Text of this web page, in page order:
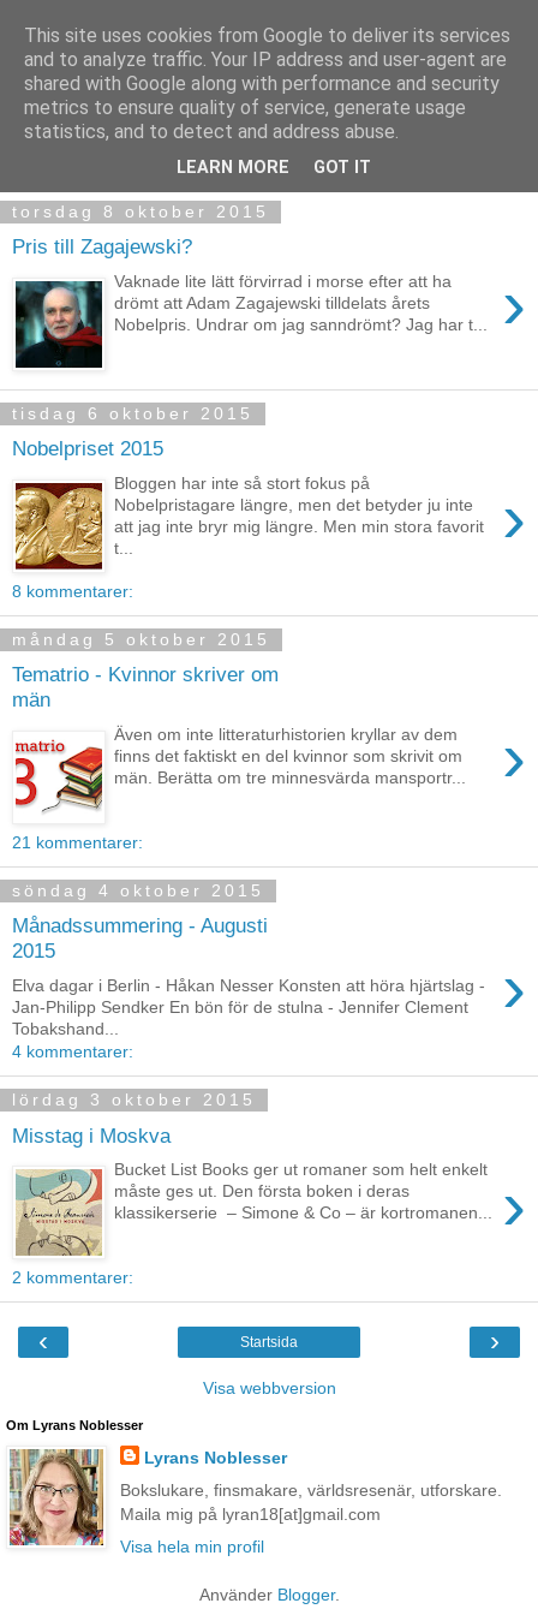
torsdag 8 oktober 2015
Pris till Zagajewski?
›
Vaknade lite lätt förvirrad i morse efter att ha
drömt att Adam Zagajewski tilldelats årets
Nobelpris. Undrar om jag sanndrömt? Jag har t...
tisdag 6 oktober 2015
Nobelpriset 2015
›
Bloggen har inte så stort fokus på
Nobelpristagare längre, men det betyder ju inte
att jag inte bryr mig längre. Men min stora favorit
t...
8 kommentarer:
måndag 5 oktober 2015
Tematrio - Kvinnor skriver om
män
›
Även om inte litteraturhistorien kryllar av dem
finns det faktiskt en del kvinnor som skrivit om
män. Berätta om tre minnesvärda mansportr...
21 kommentarer:
söndag 4 oktober 2015
Månadssummering - Augusti
2015
›
Elva dagar i Berlin - Håkan Nesser Konsten att höra hjärtslag -
Jan-Philipp Sendker En bön för de stulna - Jennifer Clement
Tobakshand...
4 kommentarer:
lördag 3 oktober 2015
Misstag i Moskva
›
Bucket List Books ger ut romaner som helt enkelt
måste ges ut. Den första boken i deras
klassikerserie – Simone & Co – är kortromanen...
2 kommentarer:
‹ ›
Startsida
Visa webbversion
Om Lyrans Noblesser
Lyrans Noblesser
Bokslukare, finsmakare, världsresenär, utforskare.
Maila mig på lyran18[at]gmail.com
Visa hela min profil
Använder Blogger.
This site uses cookies from Google to deliver its services
and to analyze traffic. Your IP address and user-agent are
shared with Google along with performance and security
metrics to ensure quality of service, generate usage
statistics, and to detect and address abuse.
LEARN MORE GOT IT